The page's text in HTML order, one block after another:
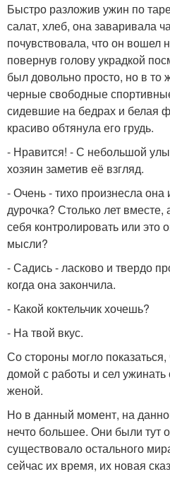
Быстро разложив ужин по
салат, хлеб, она заваривала
почувствовала, что он вошел
повернув голову украдкой
был довольно просто, но в
черные свободные
сидевшие на бедрах и белая
красиво обтянула его грудь.
- Нравится! - С небольшой
хозяин заметив её взгляд.
- Очень - тихо произнесла она
дурочка? Столько лет вместе,
себя контролировать или это
мысли?
- Садись - ласково и твердо
когда она закончила.
- Какой коктельчик хочешь?
- На твой вкус.
Со стороны могло
домой с работы и сел
женой.
Но в данный момент, на
нечто большее. Они были тут
существовало остального
сейчас их время, их новая